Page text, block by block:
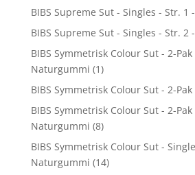
BIBS Supreme Sut - Singles - Str. 1
BIBS Supreme Sut - Singles - Str.
BIBS Symmetrisk Colour Sut - 2-
Naturgummi (1)
BIBS Symmetrisk Colour Sut - 2-Pak
BIBS Symmetrisk Colour Sut - 2-
Naturgummi (8)
BIBS Symmetrisk Colour Sut -
Naturgummi (14)